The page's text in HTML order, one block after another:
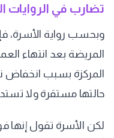
تضارب في الروايات
وبحسب رواية الأسرة،
المريضة بعد انتهاء
المركزة بسبب
حالتها مستقرة ولا
لكن الأسرة تقول إنها